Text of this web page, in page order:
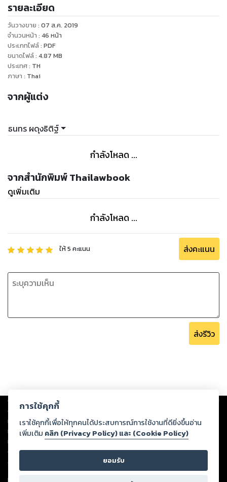
สากลมองว่าประเทศส่วนใหญ่เป็นผู้ยกเลิก (abolitionist) โดย
องค์การฯ พิจารณาว่า 140 ประเทศเป็นผู้ยกเลิกในทางกฎหมาย
หรือทางปฏิบัติ การประหารชีวิตเกือบ 90% ทั่วโลกเกิดในทวีป
เอเชีย(https://th.wikipedia.org)
รายละเอียด
วันวางขาย : 07 ส.ค. 2019
จำนวนหน้า : 46 หน้า
ประเภทไฟล์: PDF
ขนาดไฟล์: 4.87 MB
ประเทศ: TH
ภาษา : Thai
จากผู้แต่ง
ธนทร ผดุงธิติฐ์
กำลังโหลด ...
จากสำนักพิมพ์ Thailawbook
ดูเพิ่มเติม
กำลังโหลด ...
ให้5 คะแนน ส่งคะแนน
ส่งรีวิว
Copyright © 2026
ต่อผลงานหรือเนื้อหาใดที่อัปโหลดผ่านเว็บไซต์และปรากฏว่าละเมิดสิทธิใน
ทรัพย์สินทางปัญญาของบุคคลอื่นหรือขัดต่อกฎหมายและศีลธรรม ดังนั้น ผู้อ่าน
ทุกท่านโปรดใช้วิจารณญาณในการกลั่นกรองด้วยตนเอง และหากท่านพบว่าส่วน
หนึ่งส่วนใดขัดต่อกฎหมายและศีลธรรม กรุณาแจ้งมายังบริษัท เพื่อทีมงานจะได้
ดำเนินการในทันที ทั้งนี้ ทางสตอรี่ล็อกขอสงวนลิขสิทธิ์ตามพระราชบัญญัติ
ลิขสิทธิ์ พ.ศ. 2537 (ฉบับล่าสุด)
For support: member@ookbee.com
การใช้คุกกี้
เราใช้คุกกี้เพื่อให้ทุกคนได้ประสบการณ์การใช้งานที่ดียิ่งขึ้นอ่าน
เพิ่มเติม คลิก (Privacy Policy) และ (Cookie Policy)
ยอมรับ